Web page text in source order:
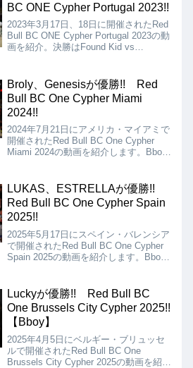
BC ONE Cypher Portugal 2023!!
2023年3月17日、18日に開催されたRed
Bull BC ONE Cypher Portugal 2023の動
画を紹介。決勝はFound Kid vs
Broly、Genesisが優勝!! Red
Bull BC One Cypher Miami
2024!!
2024年7月21日にアメリカ・マイアミで
開催されたRed Bull BC One Cypher
Miami 2024の動画を紹介します。Bboy
結果は、Broly、Genesisの優勝となりま
した!!
LUKAS、ESTRELLAが優勝!!
Red Bull BC One Cypher Spain
2025!!
2025年5月17日にスペイン・バレンシア
で開催されたRed Bull BC One Cypher
Spain 2025の動画を紹介します。Bboy
MANUとなりましたが、結果は
LUKAS、ESTRELLAの優勝となりまし
た!!
Luckyが優勝!! Red Bull BC
One Brussels City Cypher 2025!!
【Bboy】
2025年4月5日にベルギー・ブリュッセ
ルで開催されたRed Bull BC One
Brussels City Cypher 2025の動画を紹介